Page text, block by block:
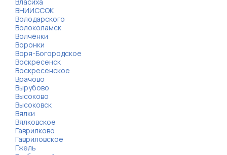
ВНИИССОК
Володарского
Волоколамск
Волчёнки
Воронки
Воря-Богородское
Воскресенск
Воскресенское
Врачово
Вырубово
Высоково
Высоковск
Вялки
Вялковское
Гаврилково
Гавриловское
Гжель